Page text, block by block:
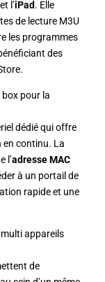
l’iPad. Elle
de lecture M3U
les programmes
des
pour la
dédié qui offre
en continu. La
l’adresse MAC
à un portail de
rapide et une
appareils
de